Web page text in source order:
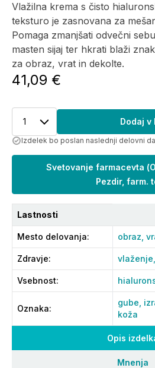
Opis
Mnenja
Vlažilna krema s čisto
teksturo je zasnovana za
Pomaga zmanjšati odvečni
masten sijaj ter hkrati blaži
za obraz, vrat in dekolte.
41,09 €
1 Dodaj v
Izdelek bo poslan naslednji delovni
Svetovanje farmacevta (
Pezdir, farm.
Lastnosti
Mesto delovanja: obraz,
Zdravje: vlaženje,
Vsebnost:
Oznaka:
gube,
koža